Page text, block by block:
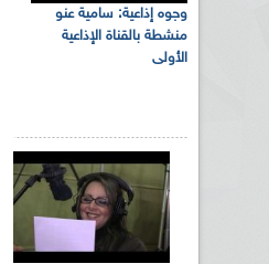
وجوه إذاعية: سامية عنو
منشطة بالقناة الإذاعية
الأولى